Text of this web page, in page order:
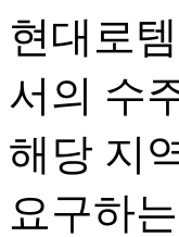
현대로
서의 수
해당 지
요구하